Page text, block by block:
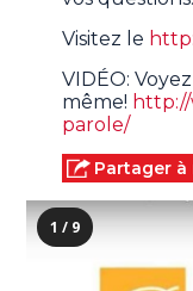
Visitez le
VIDÉO:
même!
parole/
Partager
1 / 9